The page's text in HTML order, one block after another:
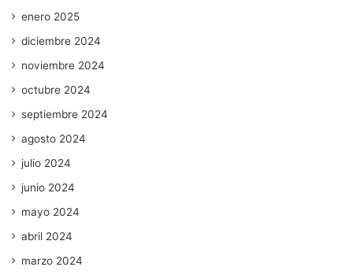
enero 2025
diciembre 2024
noviembre 2024
octubre 2024
septiembre 2024
agosto 2024
julio 2024
junio 2024
mayo 2024
abril 2024
marzo 2024